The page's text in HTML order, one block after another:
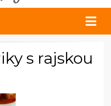
s rajskou